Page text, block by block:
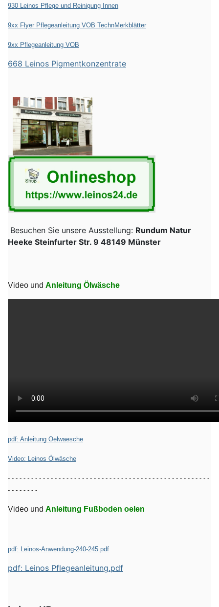
930 Leinos Pflege und Reinigung Innen
9xx Flyer Pflegeanleitung VOB TechnMerkblätter
9xx Pflegeanleitung VOB
668 Leinos Pigmentkonzentrate
Besuchen Sie unsere Ausstellung: Rundum Natur
Heeke Steinfurter Str. 9 48149 Münster
Video und Anleitung Ölwäsche
pdf: Anleitung Oelwaesche
Video: Leinos Ölwäsche
- - - - - - - - - - - - - - - - - - - - - - - - - - - - - - - - - - - - - - - - - - - - - - - - - - - -
- - - - - - - -
Video und Anleitung Fußboden oelen
pdf: Leinos-Anwendung-240-245.pdf
pdf: Leinos Pflegeanleitung.pdf